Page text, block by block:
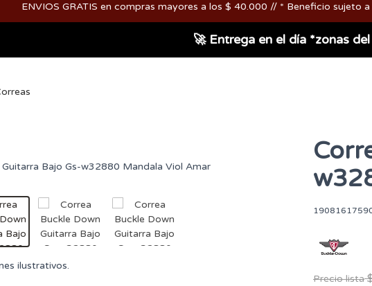
ENVIOS GRATIS en compras mayores a los $ 40.000 // * Beneficio sujeto
🚀 Entrega en el día *zonas
ilustrativos.
Precio lista